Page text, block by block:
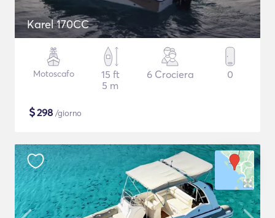
Karel 170CC
Motoscafo
15 ft
5 m
6 Crociera 0
$298 /giorno